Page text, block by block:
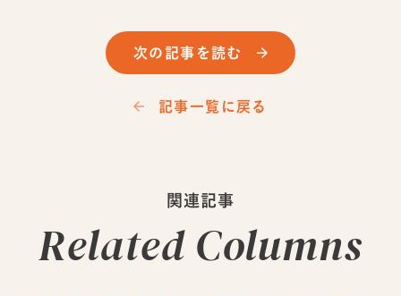
次の記事を読む
記事一覧に戻る
関連記事
Related Columns